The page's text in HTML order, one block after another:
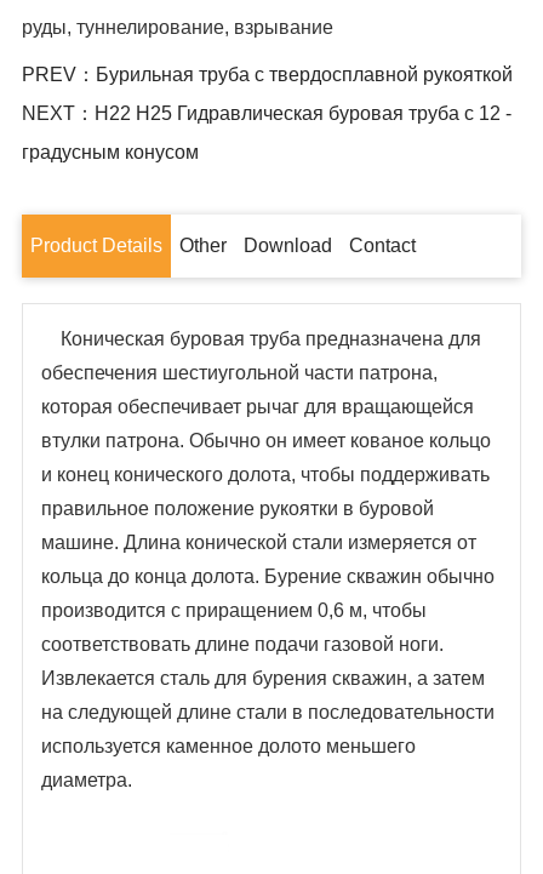
руды, туннелирование, взрывание
PREV：Бурильная труба с твердосплавной рукояткой
NEXT：H22 H25 Гидравлическая буровая труба с 12 -
градусным конусом
Product Details Other Download Contact
Коническая буровая труба предназначена для
обеспечения шестиугольной части патрона,
которая обеспечивает рычаг для вращающейся
втулки патрона. Обычно он имеет кованое кольцо
и конец конического долота, чтобы поддерживать
правильное положение рукоятки в буровой
машине. Длина конической стали измеряется от
кольца до конца долота. Бурение скважин обычно
производится с приращением 0,6 м, чтобы
соответствовать длине подачи газовой ноги.
Извлекается сталь для бурения скважин, а затем
на следующей длине стали в последовательности
используется каменное долото меньшего
диаметра.